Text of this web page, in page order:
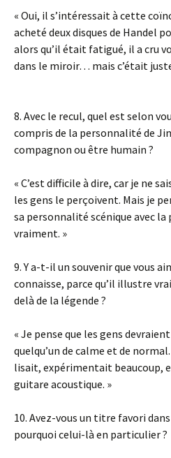
« Oui, il s’intéressait à cette
acheté deux disques de Handel
alors qu’il était fatigué, il a cru
dans le miroir… mais c’était
8. Avec le recul, quel est selon
compris de la personnalité de
compagnon ou être humain ?
« C’est difficile à dire, car je ne
les gens le perçoivent. Mais je
sa personnalité scénique avec la
vraiment. »
9. Y a-t-il un souvenir que vous
connaisse, parce qu’il illustre
delà de la légende ?
« Je pense que les gens
quelqu’un de calme et de
lisait, expérimentait beaucoup,
guitare acoustique. »
10. Avez-vous un titre favori
pourquoi celui-là en particulier ?